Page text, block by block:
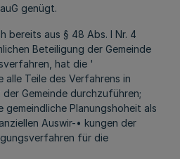
genügt.
bereits aus § 48 Abs. l Nr. 4
Beteiligung der Gemeinde
hat die '
alle Teile des Verfahrens in
der Gemeinde durchzuführen;
Planungshoheit als
Auswir-• kungen der
für die